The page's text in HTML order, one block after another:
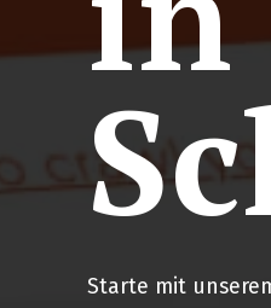
Starte mit